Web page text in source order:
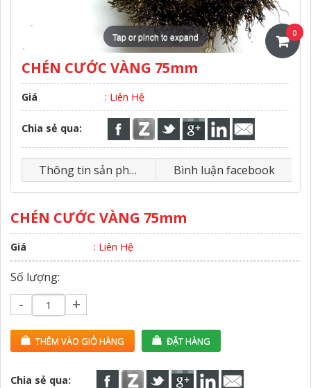
Tap or pinch to expand
CHÉN CƯỚC VÀNG 75mm
Giá : Liên Hệ
Chia sẻ qua:
Thông tin sản phẩm Bình luận facebook
CHÉN CƯỚC VÀNG 75mm
Giá : Liên Hệ
Số lượng:
- +
THÊM VÀO GIỎ HÀNG ĐẶT HÀNG
Chia sẻ qua:
0